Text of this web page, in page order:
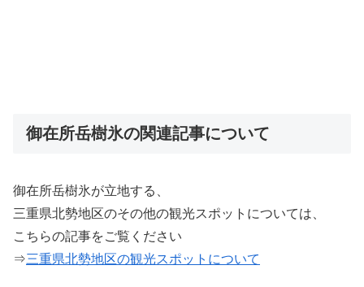
御在所岳樹氷の関連記事について
御在所岳樹氷が立地する、
三重県北勢地区のその他の観光スポットについては、
こちらの記事をご覧ください
⇒三重県北勢地区の観光スポットについて